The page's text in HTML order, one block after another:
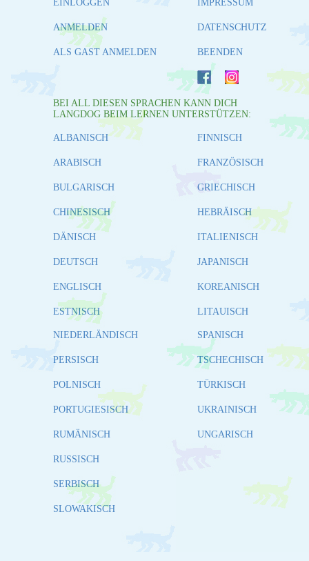
EINLOGGEN
ANMELDEN
ALS GAST ANMELDEN
IMPRESSUM
DATENSCHUTZ
BEENDEN
BEI ALL DIESEN SPRACHEN KANN DICH
LANGDOG BEIM LERNEN UNTERSTÜTZEN:
ALBANISCH
ARABISCH
BULGARISCH
CHINESISCH
DÄNISCH
DEUTSCH
ENGLISCH
ESTNISCH
FINNISCH
FRANZÖSISCH
GRIECHISCH
HEBRÄISCH
ITALIENISCH
JAPANISCH
KOREANISCH
LITAUISCH
NIEDERLÄNDISCH
PERSISCH
POLNISCH
PORTUGIESISCH
RUMÄNISCH
RUSSISCH
SERBISCH
SLOWAKISCH
SPANISCH
TSCHECHISCH
TÜRKISCH
UKRAINISCH
UNGARISCH